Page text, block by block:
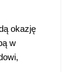
okazję
w